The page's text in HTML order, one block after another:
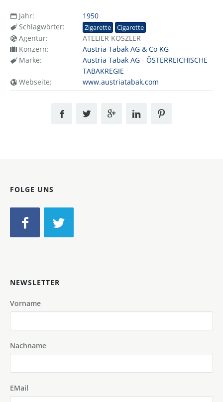
Jahr:
1950
Schlagwörter:
Zigarette Cigarette
Agentur:
ATELIER KOSZLER
Konzern:
Austria Tabak AG & Co KG
Marke:
Austria Tabak AG - ÖSTERREICHISCHE
TABAKREGIE
Webseite:
www.austriatabak.com
FOLGE UNS
NEWSLETTER
Vorname
Nachname
EMail